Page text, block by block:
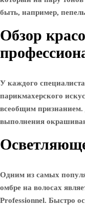
быть, например,
Обзор
У каждого
парикмахерского
всеобщим признанием.
выполнения
Одним из самых
омбре на волосах
Professionnel. Быстро